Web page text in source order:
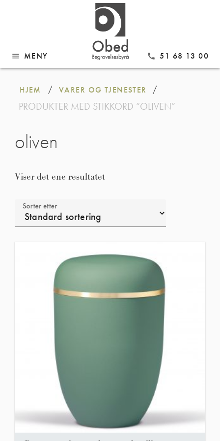
menu MENY call 51 68 13 00
Gå
innhold
HJEM / VARER OG TJENESTER /
PRODUKTER MED STIKKORD “OLIVEN”
oliven
Viser det ene resultatet
Sorter etter